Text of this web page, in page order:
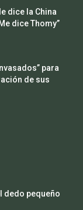
dice la China
dice Thomy”
para
de sus
dedo pequeño